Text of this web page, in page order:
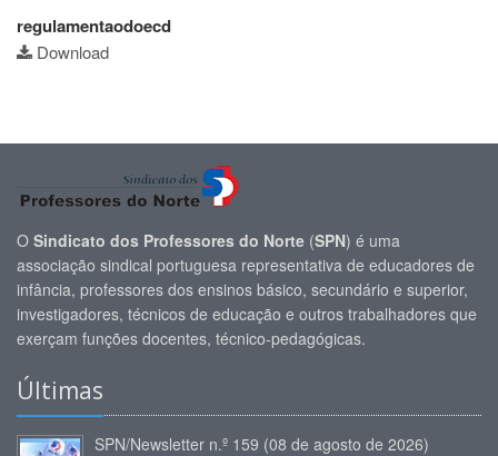
regulamentaodoecd
Download
O Sindicato dos Professores do Norte (SPN) é uma
associação sindical portuguesa representativa de educadores de
infância, professores dos ensinos básico, secundário e superior,
investigadores, técnicos de educação e outros trabalhadores que
exerçam funções docentes, técnico-pedagógicas.
Últimas
SPN/Newsletter n.º 159 (08 de agosto de 2026)